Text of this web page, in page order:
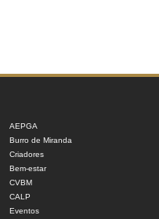
AEPGA
Burro de Miranda
Criadores
Bem-estar
CVBM
CALP
Eventos